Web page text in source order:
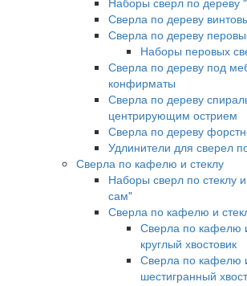
Сверла по дереву
Сверла по дереву
Наборы перовых
Сверла по дереву под
конфирматы
Сверла по дереву
центрирующим острием
Сверла по дереву
Удлинители для сверел
Сверла по кафелю и стеклу
Наборы сверл по стеклу
сам"
Сверла по кафелю и
Сверла по кафелю
круглый хвостовик
Сверла по кафелю
шестигранный